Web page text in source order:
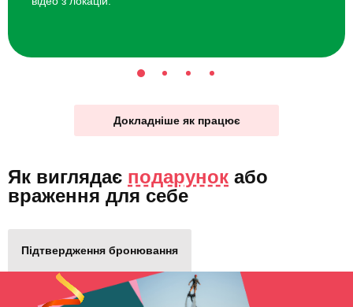
Докладніше як працює
Як виглядає подарунок або
враження для себе
Підтвердження бронювання